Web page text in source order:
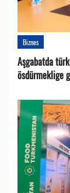
Biznes
Aşgabatda
ösdürmeklige